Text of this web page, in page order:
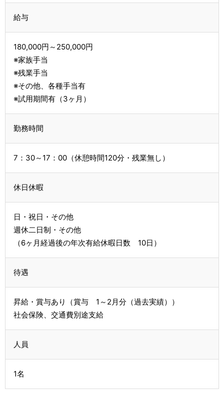
給与
180,000円～250,000円
※家族手当
※残業手当
※その他、各種手当有
※試用期間有（3ヶ月）
勤務時間
7：30～17：00（休憩時間120分・残業無し）
休日休暇
日・祝日・その他
週休二日制・その他
（6ヶ月経過後の年次有給休暇日数 10日）
待遇
昇給・賞与あり（賞与 1～2月分（過去実績））
社会保険、交通費別途支給
人員
1名